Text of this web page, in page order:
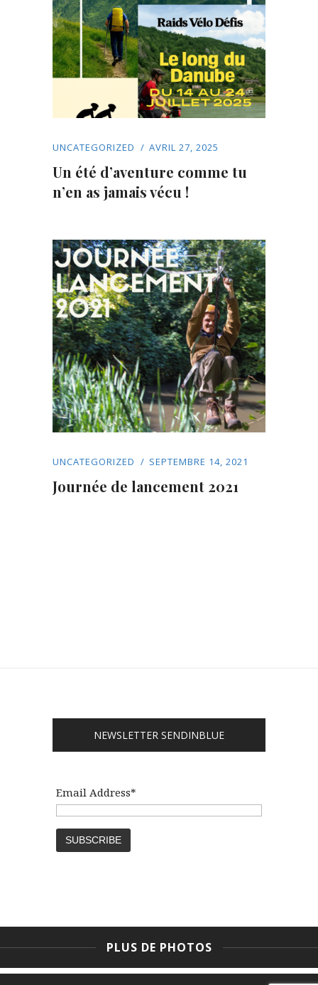
UNCATEGORIZED AVRIL 27, 2025
Un été d’aventure comme tu
n’en as jamais vécu !
UNCATEGORIZED SEPTEMBRE 14, 2021
Journée de lancement 2021
NEWSLETTER SENDINBLUE
Email Address*
PLUS DE PHOTOS